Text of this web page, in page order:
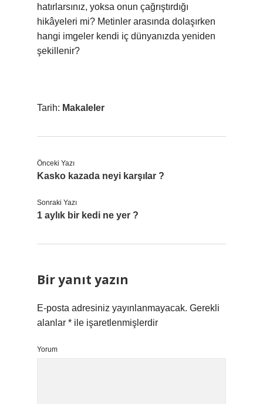
hatırlarsınız, yoksa onun çağrıştırdığı
hikâyeleri mi? Metinler arasında dolaşırken
hangi imgeler kendi iç dünyanızda yeniden
şekillenir?
Tarih: Makaleler
Önceki Yazı
Kasko kazada neyi karşılar ?
Sonraki Yazı
1 aylık bir kedi ne yer ?
Bir yanıt yazın
E-posta adresiniz yayınlanmayacak. Gerekli
alanlar * ile işaretlenmişlerdir
Yorum